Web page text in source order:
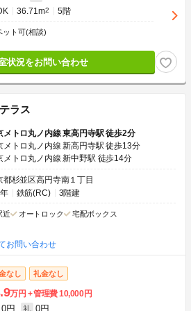
36.71m2 5階
ット可(相談)
状況をお問い合わせ
ラス
メトロ丸ノ内線 東高円寺駅 徒歩2分
メトロ丸ノ内線 新高円寺駅 徒歩13分
メトロ丸ノ内線 新中野駅 徒歩14分
都杉並区高円寺南１丁目
鉄筋(RC) 3階建
近 オートロック 宅配ボックス
お問い合わせ
なし 礼金なし
万円 管理費10,000円
0円 礼 0円